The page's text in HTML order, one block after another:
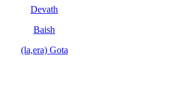
Devath
Baish
(la,era) Gota